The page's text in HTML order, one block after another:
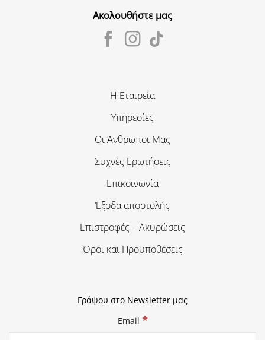
Ακολουθήστε μας
Η Εταιρεία
Υπηρεσίες
Οι Άνθρωποι Μας
Συχνές Ερωτήσεις
Επικοινωνία
Έξοδα αποστολής
Επιστροφές – Ακυρώσεις
Όροι και Προϋποθέσεις
Γράψου στο Newsletter μας
Email *